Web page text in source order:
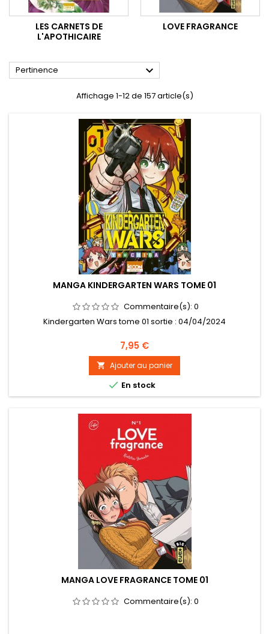
LES CARNETS DE
L'APOTHICAIRE
LOVE FRAGRANCE
Pertinence 
Affichage 1-12 de 157 article(s)
MANGA KINDERGARTEN WARS TOME 01
Commentaire(s): 0
Kindergarten Wars tome 01 sortie : 04/04/2024
Prix
7,95 €
 Ajouter au panier
 En stock
MANGA LOVE FRAGRANCE TOME 01
Commentaire(s): 0